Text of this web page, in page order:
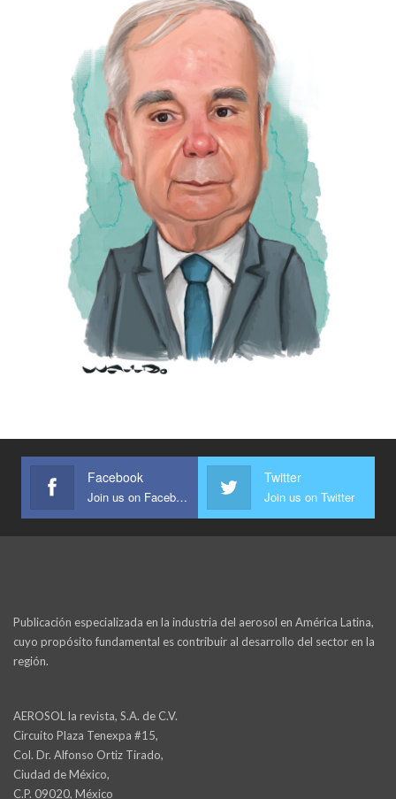
Facebook
Join us on Facebook
Twitter
Join us on Twitter
Publicación especializada en la industria del aerosol en América Latina,
cuyo propósito fundamental es contribuir al desarrollo del sector en la
región.
AEROSOL la revista, S.A. de C.V.
Circuito Plaza Tenexpa #15,
Col. Dr. Alfonso Ortiz Tirado,
Ciudad de México,
C.P. 09020, México